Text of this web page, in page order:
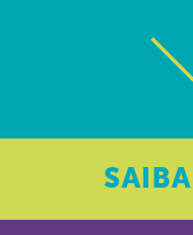
SAIBA